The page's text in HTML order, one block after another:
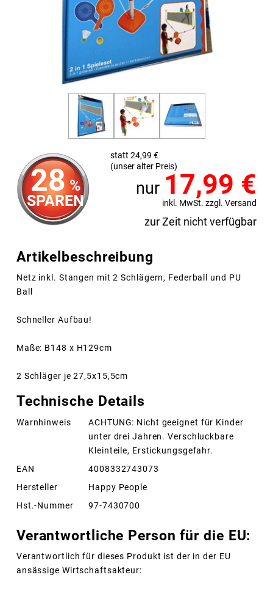
28 %
SPAREN
statt 24,99 €
(unser alter Preis)
nur 17,99 €
inkl. MwSt. zzgl. Versand
zur Zeit nicht verfügbar
Artikelbeschreibung
Netz inkl. Stangen mit 2 Schlägern, Federball und PU
Ball
Schneller Aufbau!
Maße: B148 x H129cm
2 Schläger je 27,5x15,5cm
Technische Details
Warnhinweis
ACHTUNG: Nicht geeignet für Kinder
unter drei Jahren. Verschluckbare
Kleinteile, Erstickungsgefahr.
EAN
4008332743073
Hersteller
Happy People
Hst.-Nummer
97-7430700
Verantwortliche Person für die EU:
Verantwortlich für dieses Produkt ist der in der EU
ansässige Wirtschaftsakteur: